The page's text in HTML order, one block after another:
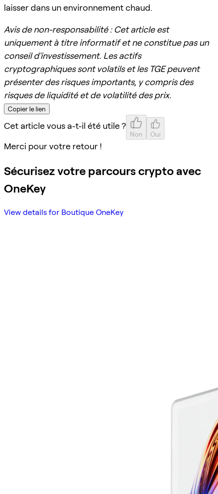
laisser dans un environnement chaud.
Avis de non-responsabilité : Cet article est
uniquement à titre informatif et ne constitue pas un
conseil d'investissement. Les actifs
cryptographiques sont volatils et les TGE peuvent
présenter des risques importants, y compris des
risques de liquidité et de volatilité des prix.
Copier le lien
Cet article vous a-t-il été utile ?
Non Oui
Merci pour votre retour !
Sécurisez votre parcours crypto avec
OneKey
View details for Boutique OneKey